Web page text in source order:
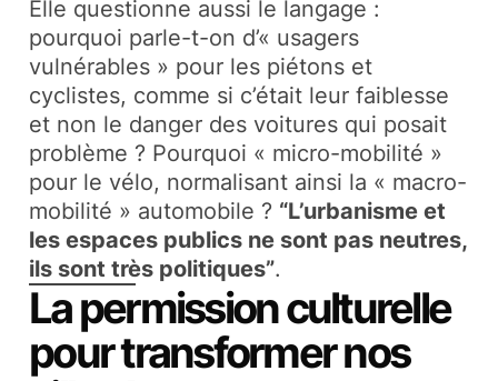
Elle questionne aussi le langage :
pourquoi parle-t-on d’« usagers
vulnérables » pour les piétons et
cyclistes, comme si c’était leur faiblesse
et non le danger des voitures qui posait
problème ? Pourquoi « micro-mobilité »
pour le vélo, normalisant ainsi la « macro-
mobilité » automobile ?​ “L’urbanisme et
les espaces publics ne sont pas neutres,
ils sont très politiques”.​
La permission culturelle
pour transformer nos